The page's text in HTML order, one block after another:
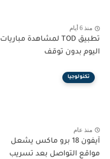
منذ 6 أيام
تطبيق TOD لمشاهدة مباريات
اليوم بدون توقف
تكنولوجيا
منذ عام
آيفون 18 برو ماكس يشعل
مواقع التواصل بعد تسريب